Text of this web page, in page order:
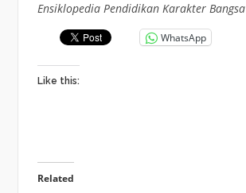
Ensiklopedia Pendidikan Karakter Bangsa
WhatsApp
Like this:
Related